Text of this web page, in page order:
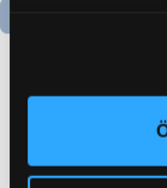
Az Ön
Gorenje